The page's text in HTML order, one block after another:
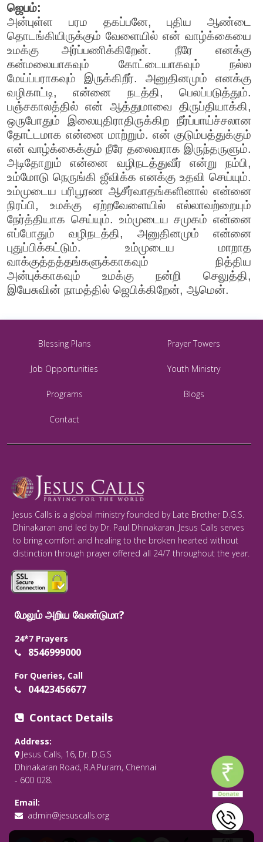
ஜெபம்:
அன்புள்ள பரம தகப்பனே, புதிய ஆண்டை
தொடங்கியிருக்கும் வேளையில் என் வாழ்க்கையை
உமக்கு அர்ப்பணிக்கிறேன். நீரே எனக்கு
கன்மலையாகவும் கோட்டையாகவும் நல்ல
மேய்ப்பராகவும் இருக்கிறீர். அனுதினமும் எனக்கு
வழிகாட்டி, என்னை நடத்தி, பெலப்படுத்தும்.
பஞ்சகாலத்தில் என் ஆத்துமாவை திருப்தியாக்கி,
ஒருபோதும் இலையுதிராதிருக்கிற நீர்ப்பாய்ச்சலான
தோட்டமாக என்னை மாற்றும். என் குடும்பத்துக்கும்
என் வாழ்க்கைக்கும் நீரே தலைவராக இருந்தருளும்.
அடிதோறும் என்னை வழிநடத்துவீர் என்று நம்பி,
உம்மோடு நெருங்கி ஜீவிக்க எனக்கு உதவி செய்யும்.
உம்முடைய பரிபூரண ஆசீர்வாதங்களினால் என்னை
நிரப்பி, உமக்கு ஏற்றவேளையில் எல்லாவற்றையும்
நேர்த்தியாக செய்யும். உம்முடைய சமுகம் என்னை
எப்போதும் வழிநடத்தி, அனுதினமும் என்னை
புதுப்பிக்கட்டும். உம்முடைய மாறாத
வாக்குத்தத்தங்களுக்காகவும் நித்திய
அன்புக்காகவும் உமக்கு நன்றி செலுத்தி,
இயேசுவின் நாமத்தில் ஜெபிக்கிறேன், ஆமென்.
Blessing Plans Prayer Towers
Job Opportunities Youth Ministry
Programs Blogs
Contact
Jesus Calls is a global ministry founded by Late Brother D.G.S.
Dhinakaran and led by Dr. Paul Dhinakaran. Jesus Calls serves
to bring comfort and healing to the broken hearted without
distinction through prayer offered all 24/7 throughout the year.
மேலும் அறிய வேண்டுமா?
24*7 Prayers
8546999000
For Queries, Call
04423456677
Contact Details
Address:
Jesus Calls, 16, Dr. D.G.S
Dhinakaran Road, R.A.Puram, Chennai
- 600 028.
Email:
admin@jesuscalls.org